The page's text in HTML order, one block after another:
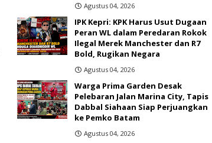
Agustus 04, 2026
IPK Kepri: KPK Harus Usut Dugaan
Peran WL dalam Peredaran Rokok
Ilegal Merek Manchester dan R7
Bold, Rugikan Negara
Agustus 04, 2026
Warga Prima Garden Desak
Pelebaran Jalan Marina City, Tapis
Dabbal Siahaan Siap Perjuangkan
ke Pemko Batam
Agustus 04, 2026